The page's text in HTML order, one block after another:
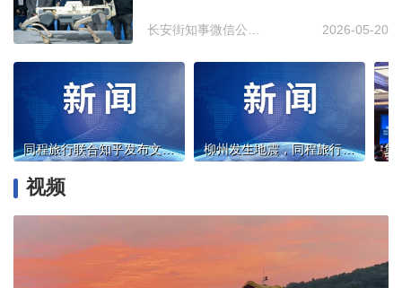
长安街知事微信公众号 2026-05-20
同程旅行联合知乎发布文博旅行报告：带讲解文博订单大涨62%，深度体验成游馆新刚需 柳州发生地震，同程旅行启动应急保障机制
视频